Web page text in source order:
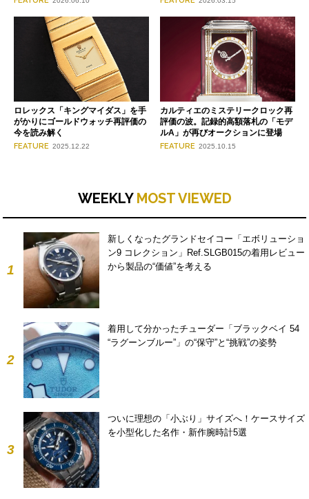
ロレックス「キングマイダス」を手
がかりにゴールドウォッチ再評価の
今を読み解く
FEATURE 2025.12.22
カルティエのミステリークロック再
評価の波。記録的高額落札の「モデ
ルA」が再びオークションに登場
FEATURE 2025.10.15
WEEKLY MOST VIEWED
1
新しくなったグランドセイコー「エボリューショ
ン9 コレクション」Ref.SLGB015の着用レビュー
から製品の“価値”を考える
2
着用して分かったチューダー「ブラックベイ 54
“ラグーンブルー”」の“保守”と“挑戦”の姿勢
3
ついに理想の「小ぶり」サイズへ！ケースサイズ
を小型化した名作・新作腕時計5選